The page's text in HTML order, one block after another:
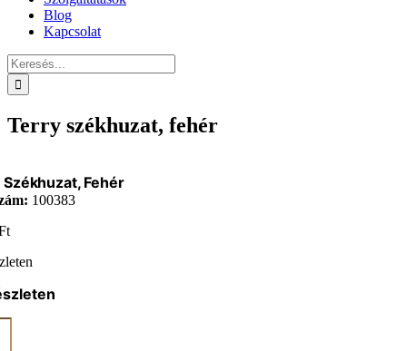
Blog
Kapcsolat
Keresés...
Terry székhuzat, fehér
Fehér
100383